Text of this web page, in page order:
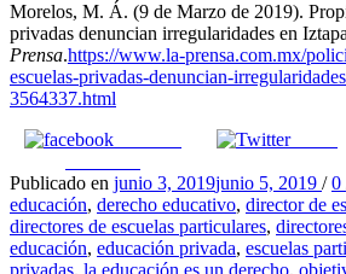
Morelos, M. Á. (9 de Marzo de 2019).
privadas denuncian irregularidades en
Prensa.https://www.la-prensa.com.mx/
escuelas-privadas-denuncian-
3564337.html
Tweet
Publicado en junio 3, 2019junio 5, 2019 / 0
educación, derecho educativo, director de
directores de escuelas particulares,
educación, educación privada, escuelas